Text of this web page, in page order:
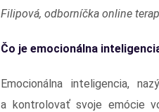
Filipová, odborníčka online
Čo je emocionálna
Emocionálna inteligencia,
a kontrolovať svoje emócie